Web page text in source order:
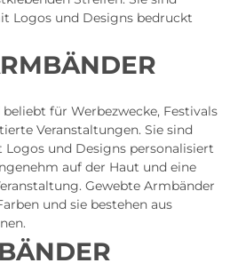
Logos und Designs bedruckt
für Werbezwecke, Festivals
Veranstaltungen. Sie sind
und Designs personalisiert
auf der Haut und eine
Gewebte Armbänder
und sie bestehen aus